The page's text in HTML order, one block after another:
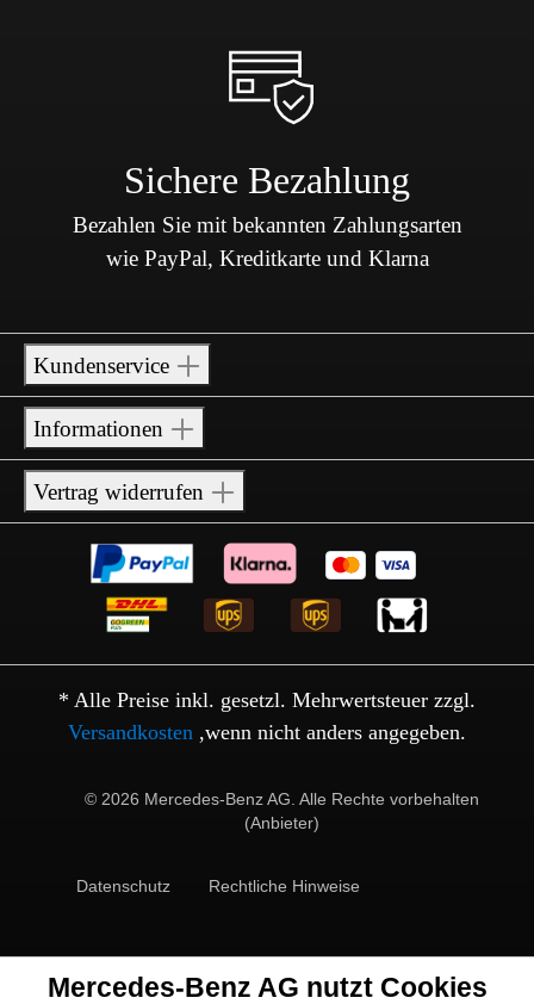
Sichere Bezahlung
Bezahlen Sie mit bekannten Zahlungsarten
wie PayPal, Kreditkarte und Klarna
Kundenservice
Informationen
Vertrag widerrufen
* Alle Preise inkl. gesetzl. Mehrwertsteuer zzgl.
Versandkosten ,wenn nicht anders angegeben.
© 2026 Mercedes-Benz AG. Alle Rechte vorbehalten
(Anbieter)
Datenschutz Rechtliche Hinweise
Mercedes-Benz AG nutzt Cookies